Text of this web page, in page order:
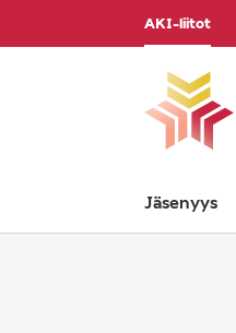
AKI-liitot
Jäsenyys